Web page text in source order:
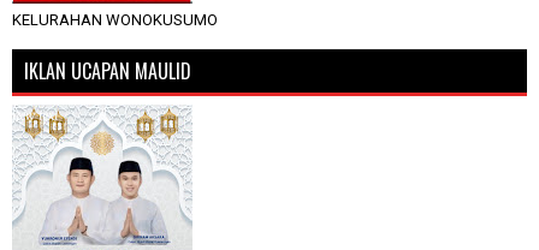
KELURAHAN WONOKUSUMO
IKLAN UCAPAN MAULID